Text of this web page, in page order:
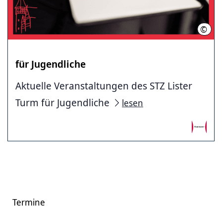
©
für Jugendliche
Aktuelle Veranstaltungen des STZ Lister
Turm für Jugendliche
lesen
Termine